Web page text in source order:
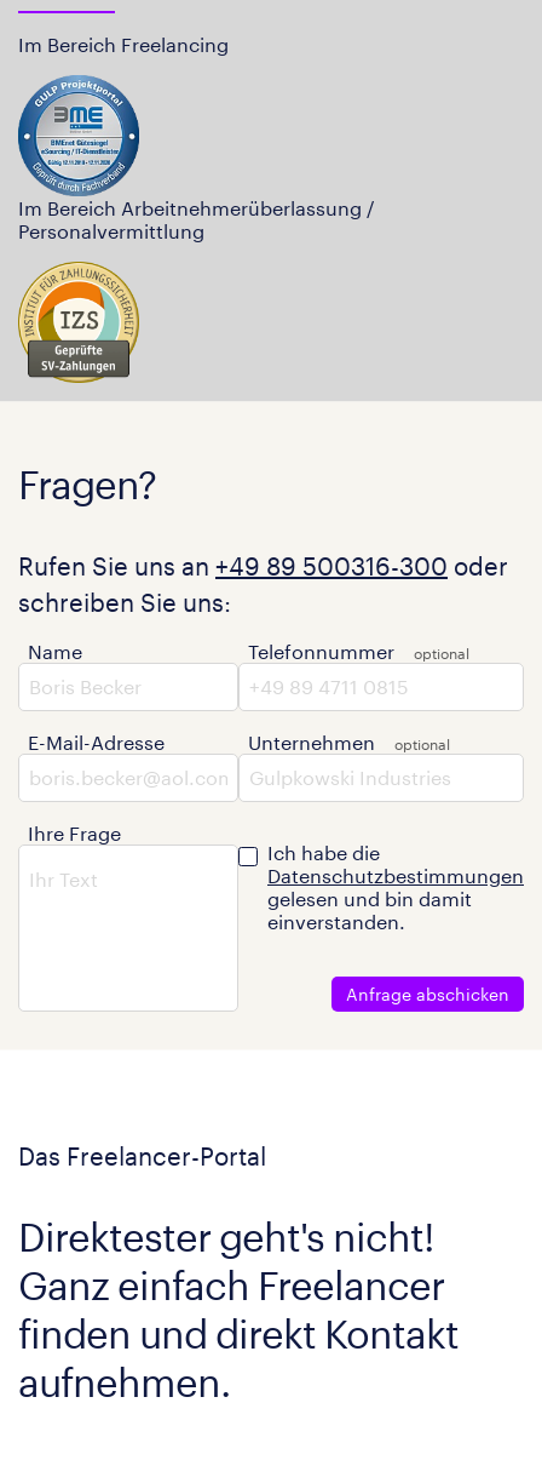
Im Bereich Freelancing
Im Bereich Arbeitnehmerüberlassung /
Personalvermittlung
Fragen?
Rufen Sie uns an +49 89 500316-300 oder
schreiben Sie uns:
Name
E-Mail-Adresse
Ihre Frage
Telefonnummer
Unternehmen
Ich habe die
Datenschutzbestimmungen
gelesen und bin damit
einverstanden.
Anfrage abschicken
Das Freelancer-Portal
Direktester geht's nicht!
Ganz einfach Freelancer
finden und direkt Kontakt
aufnehmen.